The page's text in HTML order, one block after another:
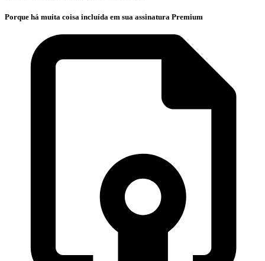
Porque há muita coisa incluída em sua assinatura Premium